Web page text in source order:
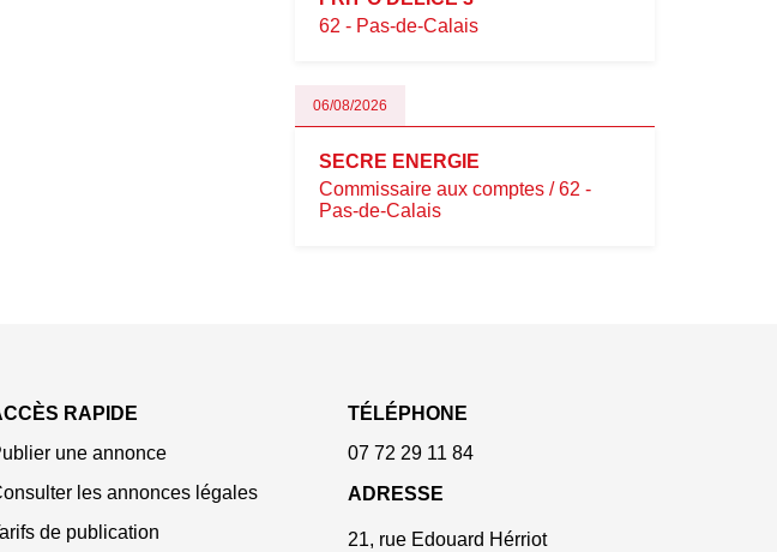
62 - Pas-de-Calais
06/08/2026
SECRE ENERGIE
Commissaire aux comptes / 62 -
Pas-de-Calais
RAPIDE
une annonce
les annonces légales
de publication
TÉLÉPHONE
07 72 29 11 84
ADRESSE
21, rue Edouard Hérriot